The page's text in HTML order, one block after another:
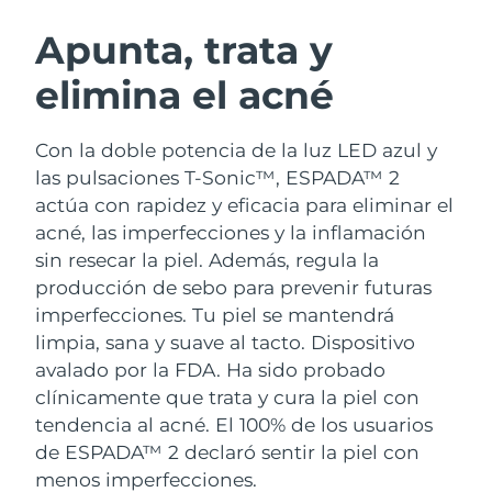
Apunta, trata y
elimina el acné
Con la doble potencia de la luz LED azul y
las pulsaciones T-Sonic™, ESPADA™ 2
actúa con rapidez y eficacia para eliminar el
acné, las imperfecciones y la inflamación
sin resecar la piel. Además, regula la
producción de sebo para prevenir futuras
imperfecciones. Tu piel se mantendrá
limpia, sana y suave al tacto. Dispositivo
avalado por la FDA. Ha sido probado
clínicamente que trata y cura la piel con
tendencia al acné. El 100% de los usuarios
de ESPADA™ 2 declaró sentir la piel con
menos imperfecciones.
LUNA™ 4 pack
Anti-aging massage
LUNA™ 4 Plus
Massage, LED heating
LUNA™ 4 Men
For men, anti-aging massage
BEAR™ 2 pack
Microcurrent toning
BEAR™ 2 go
Microcurrent toning on-the-go
BEAR™ 2 eyes & lips
Microcurrent line smoothing device
Hidratación
UFO™ 3 pack
Deep facial hydration
UFO™ 3 LED
Near-infrared and red light therapy
device
Cuidado bucal
issa™ 4
Hybrid silicone sonic toothbrush
issa™ 4 plus
Smart hybrid silicone sonic toothbrush
TRATAMIENTO ANTIEDAD FAQ™
Antiedad Tratamientos LED
NEW
Austria
Baréin Entrega prevista
Bélgica
Bermudas Entrega prevista
Bosnia y Herzegovina Entrega prevista8/14/26
Brunéi Entrega prevista8/16/26
Bulgaria Entrega prevista8/11/26
Canadá Entrega prevista8/15/26
Chile Entrega prevista8/15/26